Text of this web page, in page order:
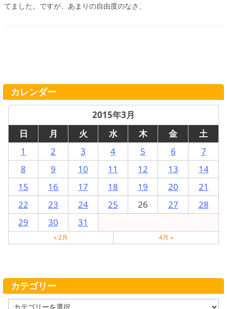
てました。ですが、あまりの自由度のなさ、
カレンダー
2015年3月
日
月 火 水 木 金
土
1
2 3 4 5 6
7
8
9 10 11 12 13
14
15
16 17 18 19 20
21
22
23 24 25 26 27
28
29
30 31
« 2月 4月 »
カテゴリー